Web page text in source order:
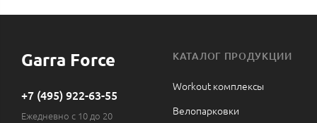
Garra Force
+7 (495) 922-63-55
Ежедневно с 10 до 20
КАТАЛОГ ПРОДУКЦИИ
Workout комплексы
Велопарковки